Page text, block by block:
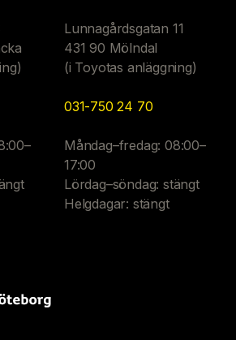
Lunnagårdsgatan 11
431 90 Mölndal
(i Toyotas anläggning)
031-750 24 70
Måndag–fredag: 08:00–
17:00
Lördag–söndag: stängt
Helgdagar: stängt